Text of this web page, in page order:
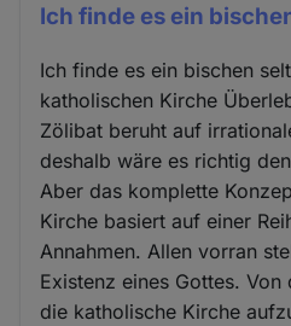
Ich finde es ein
Ich finde es ein bischen
katholischen Kirche
Zölibat beruht auf
deshalb wäre es richtig
Aber das komplette
Kirche basiert auf einer
Annahmen. Allen vorran
Existenz eines Gottes.
die katholische Kirche